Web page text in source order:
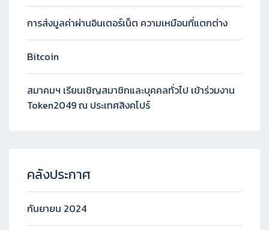
การส่งมูลค่าผ่านอินเตอร์เน็ต ความเหมือนที่แตกต่าง
Bitcoin
สมาคมฯ เรียนเชิญสมาชิกและบุคคลทั่วไป เข้าร่วมงาน
Token2049 ณ ประเทศสิงคโปร์
คลังประกาศ
กันยายน 2024